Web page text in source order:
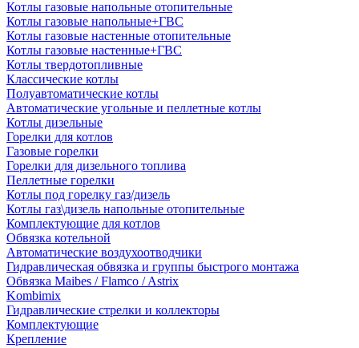
Котлы газовые напольные отопительные
Котлы газовые напольные+ГВС
Котлы газовые настенные отопительные
Котлы газовые настенные+ГВС
Котлы твердотопливные
Классические котлы
Полуавтоматические котлы
Автоматические угольные и пеллетные котлы
Котлы дизельные
Горелки для котлов
Газовые горелки
Горелки для дизельного топлива
Пеллетные горелки
Котлы под горелку газ/дизель
Котлы газ\дизель напольные отопительные
Комплектующие для котлов
Обвязка котельной
Автоматические воздухоотводчики
Гидравлическая обвязка и группы быстрого монтажа
Обвязка Maibes / Flamco / Astrix
Kombimix
Гидравлические стрелки и коллекторы
Комплектующие
Крепление